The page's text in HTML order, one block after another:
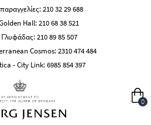
210 32 29 688
Hall:210 68 38 521
210 89 85 507
Cosmos:2310 474 484
- City Link:6985 854 397
0